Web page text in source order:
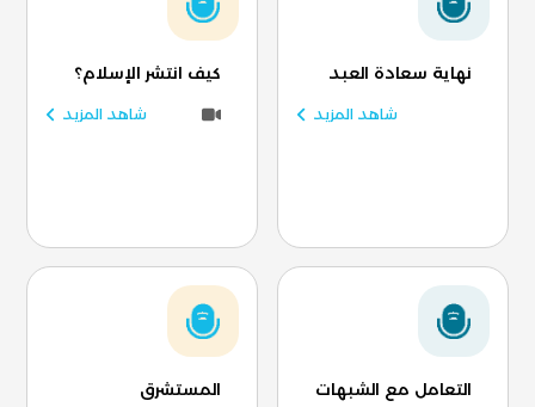
نهاية سعادة العبد
شاهد المزيد
كيف انتشر الإسلام؟
شاهد المزيد
التعامل مع الشبهات
المستشرق